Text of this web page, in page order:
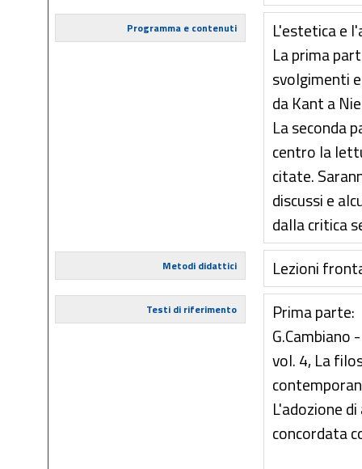
Programma e contenuti
L'estetica e
La prima
svolgimenti
da Kant a
La seconda
centro la
citate.
discussi e
dalla critica
Metodi didattici Lezioni
Testi di riferimento
Prima parte:
vol. 4, La
L'adozione
concordata